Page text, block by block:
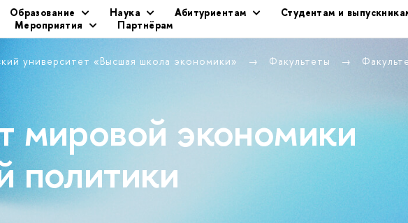
Образование Наука Абитуриентам
Студентам и
Мероприятия Партнёрам
университет «Высшая школа экономики» Факультеты
мировой экономики
политики